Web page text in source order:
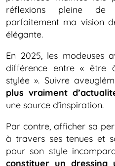
réflexions pleine de
parfaitement ma vision
élégante.
En 2025, les modeuses
différence entre «
stylée ». Suivre
plus vraiment
une source d’inspiration.
Par contre, afficher sa
à travers ses tenues et
pour son style
constituer un dressing